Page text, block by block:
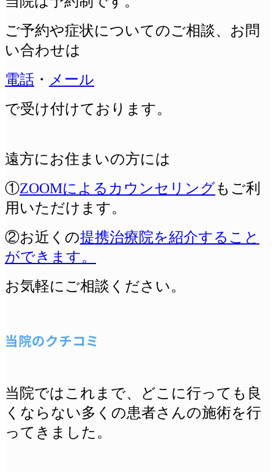
ご予約や症状についてのご相談、 お問
い合わせは
電話 ・ メール
で受け付けております。
遠方にお住まいの方には
①ZOOMによるカウンセリングもご利
用いただけます。
②お近くの提携治療院を紹介すること
ができます。
お気軽にご相談ください。
当院のクチコミ
当院ではこれまで、どこに行っても良
くならない多くの患者さんの施術を行
ってきました。